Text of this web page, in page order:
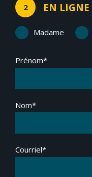
2 EN LIGNE
Madame
Prénom*
Nom*
Courriel*